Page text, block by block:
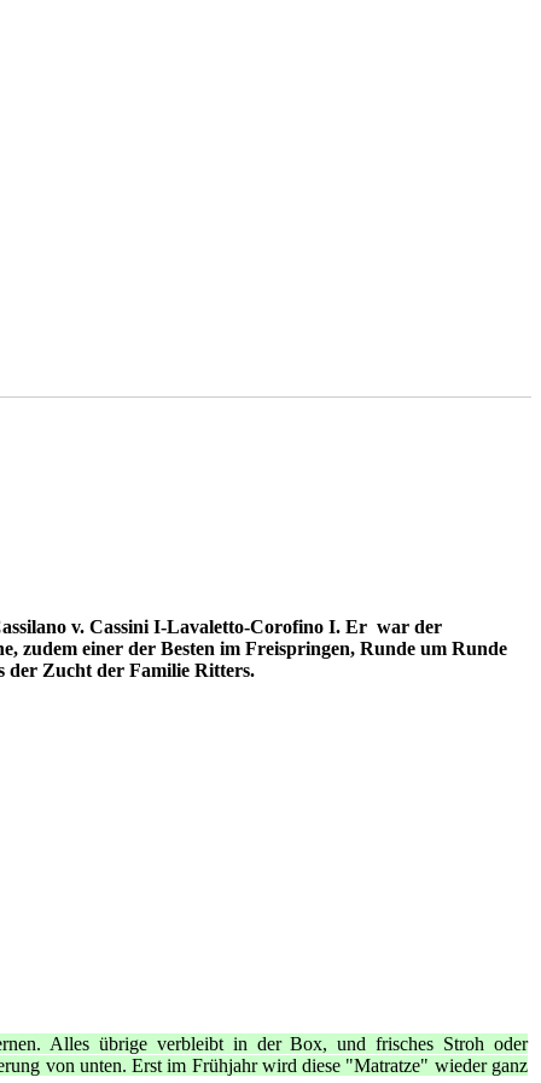
v. Cassini I-Lavaletto-Corofino I. Er war der
zudem einer der Besten im Freispringen, Runde um Runde
der Zucht der Familie Ritters.
Alles übrige verbleibt in der Box, und frisches Stroh oder
von unten. Erst im Frühjahr wird diese "Matratze" wieder ganz